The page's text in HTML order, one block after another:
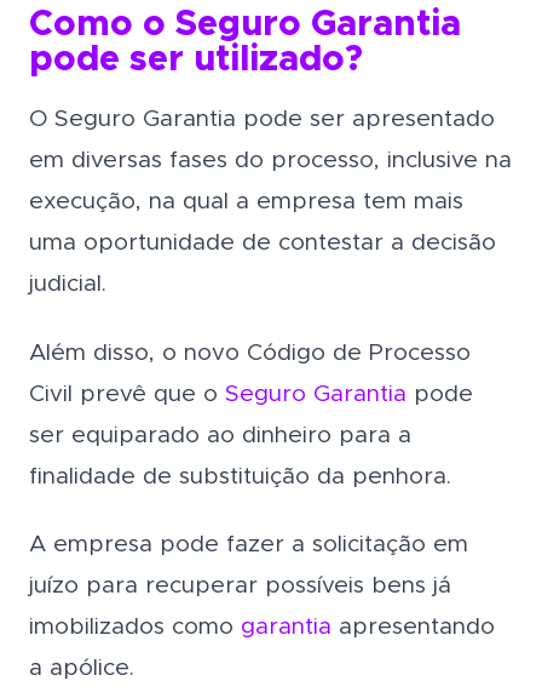
Como o Seguro Garantia
pode ser utilizado?
O Seguro Garantia pode ser apresentado
em diversas fases do processo, inclusive na
execução, na qual a empresa tem mais
uma oportunidade de contestar a decisão
judicial.
Além disso, o novo Código de Processo
Civil prevê que o Seguro Garantia pode
ser equiparado ao dinheiro para a
finalidade de substituição da penhora.
A empresa pode fazer a solicitação em
juízo para recuperar possíveis bens já
imobilizados como garantia apresentando
a apólice.